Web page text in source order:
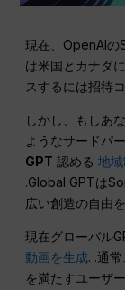
現在、OpenAIの
は米国とカナダ
スするには招待
しかし、もしあ
ようなサードパ
GPT 認める地
.Global GPTは
広い創造の自由
現在グローバル
動画を生成. .通
を満たすユーザ